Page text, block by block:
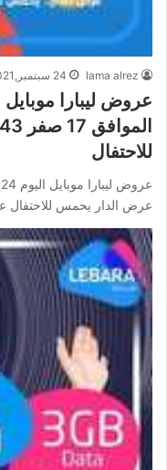
lama alrez 24 سبتمبر,2021
للاحتفال
عرض الدار يحمس للاحتفال